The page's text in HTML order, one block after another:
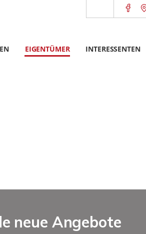
EIGENTÜMER INTERESSENTEN
neue Angebote